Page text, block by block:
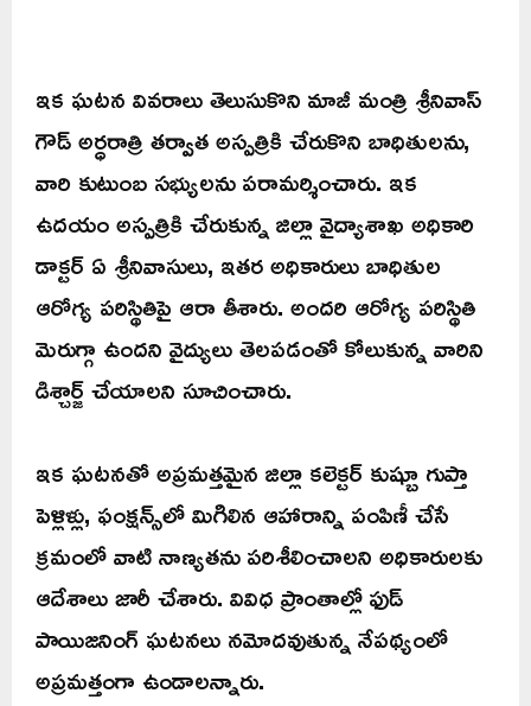
ఇక ఘటన వివరాలు తెలుసుకొని మాజీ మంత్రి శ్రీనివాస్
గౌడ్ అర్ధరాత్రి తర్వాత అస్పత్రికి చేరుకొని బాధితులను,
వారి కుటుంబ సభ్యులను పరామర్శించారు. ఇక
ఉదయం అస్పత్రికి చేరుకున్న జిల్లా వైద్యాశాఖ అధికారి
డాక్టర్ ఏ శ్రీనివాసులు, ఇతర అధికారులు బాధితుల
ఆరోగ్య పరిస్థితిపై ఆరా తీశారు. అందరి ఆరోగ్య పరిస్థితి
మెరుగ్గా ఉందని వైద్యులు తెలపడంతో కోలుకున్న వారిని
డిశ్చార్జ్ చేయాలని సూచించారు.
ఇక ఘటనతో అప్రమత్తమైన జిల్లా కలెక్టర్ కుష్బూ గుప్తా
పెళ్లిళ్లు, ఫంక్షన్స్‌లో మిగిలిన ఆహారాన్ని పంపిణీ చేసే
క్రమంలో వాటి నాణ్యతను పరిశీలించాలని అధికారులకు
ఆదేశాలు జారీ చేశారు. వివిధ ప్రాంతాల్లో ఫుడ్
పాయిజనింగ్ ఘటనలు నమోదవుతున్న నేపథ్యంలో
అప్రమత్తంగా ఉండాలన్నారు.